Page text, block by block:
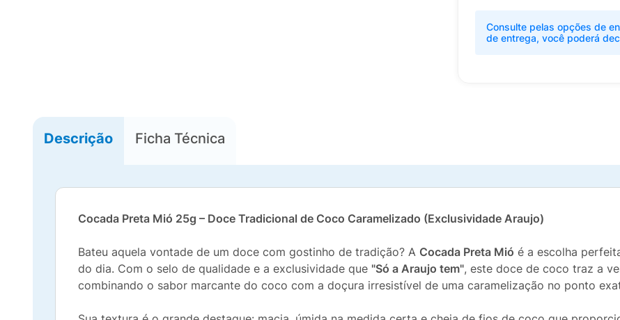
Consulte pelas opções de
de entrega, você poderá
Descrição Ficha Técnica
Cocada Preta Mió 25g – Doce Tradicional de Coco Caramelizado (Exclusividade Araujo)
Bateu aquela vontade de um doce com gostinho de tradição? A Cocada Preta Mió é a escolha
do dia. Com o selo de qualidade e a exclusividade que "Só a Araujo tem", este doce de coco traz a
combinando o sabor marcante do coco com a doçura irresistível de uma caramelização no ponto